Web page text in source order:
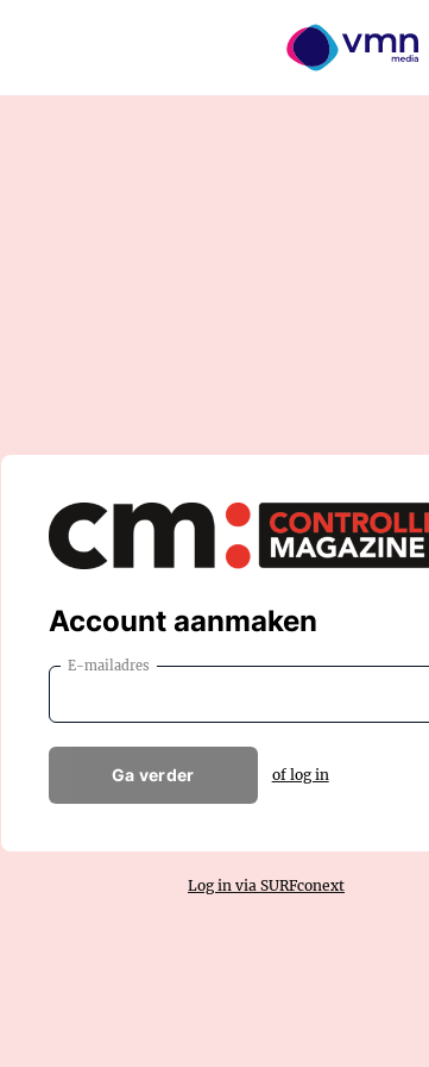
Account aanmaken
E-mailadres
Ga verder of log in
Log in via SURFconext